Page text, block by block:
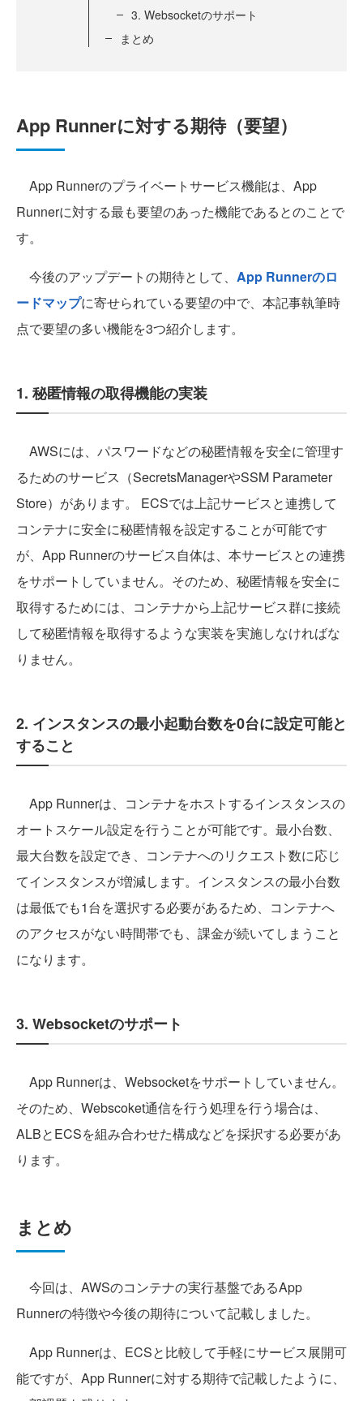
3. Websocketのサポート
まとめ
App Runnerに対する期待（要望）
App Runnerのプライベートサービス機能は、App
Runnerに対する最も要望のあった機能であるとのことで
す。
今後のアップデートの期待として、 App Runnerのロ
ードマップに寄せられている要望の中で、本記事執筆時
点で要望の多い機能を3つ紹介します。
1. 秘匿情報の取得機能の実装
AWSには、パスワードなどの秘匿情報を安全に管理す
るためのサービス（SecretsManagerやSSM Parameter
Store）があります。 ECSでは上記サービスと連携して
コンテナに安全に秘匿情報を設定することが可能です
が、App Runnerのサービス自体は、本サービスとの連携
をサポートしていません。そのため、秘匿情報を安全に
取得するためには、コンテナから上記サービス群に接続
して秘匿情報を取得するような実装を実施しなければな
りません。
2. インスタンスの最小起動台数を0台に設定可能と
すること
App Runnerは、コンテナをホストするインスタンスの
オートスケール設定を行うことが可能です。最小台数、
最大台数を設定でき、コンテナへのリクエスト数に応じ
てインスタンスが増減します。インスタンスの最小台数
は最低でも1台を選択する必要があるため、コンテナへ
のアクセスがない時間帯でも、課金が続いてしまうこと
になります。
3. Websocketのサポート
App Runnerは、Websocketをサポートしていません。
そのため、Webscoket通信を行う処理を行う場合は、
ALBとECSを組み合わせた構成などを採択する必要があ
ります。
まとめ
今回は、AWSのコンテナの実行基盤であるApp
Runnerの特徴や今後の期待について記載しました。
App Runnerは、ECSと比較して手軽にサービス展開可
能ですが、App Runnerに対する期待で記載したように、